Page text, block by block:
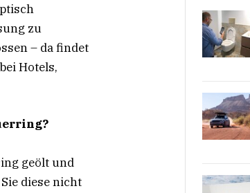
zu
– da findet
Hotels,
geölt und
diese nicht